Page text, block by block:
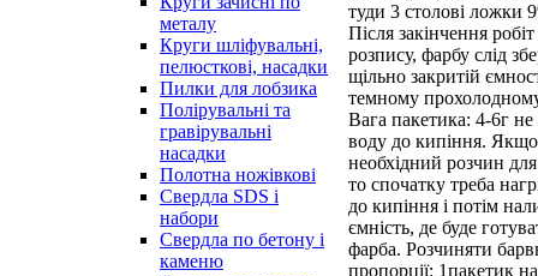
металу
Круги шліфувальні,
пелюсткові, насадки
Пилки для лобзика
Полірувальні та
гравірувальні
насадки
Полотна ножівкові
Свердла SDS і
набори
Свердла по бетону і
каменю
туди 3 столові ложки
Після закінчення
розпису, фарбу слід
щільно закритій
темному
Вага пакетика: 4-6г
воду до кипіння. Якщо
необхідний розчин
то спочатку треба
до кипіння і потім
ємність, де буде
фарба. Розчиняти
пропорції: 1пакетик